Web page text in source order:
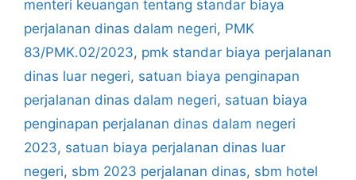
menteri keuangan tentang standar biaya
perjalanan dinas dalam negeri, PMK
83/PMK.02/2023, pmk standar biaya perjalanan
dinas luar negeri, satuan biaya penginapan
perjalanan dinas dalam negeri, satuan biaya
penginapan perjalanan dinas dalam negeri
2023, satuan biaya perjalanan dinas luar
negeri, sbm 2023 perjalanan dinas, sbm hotel